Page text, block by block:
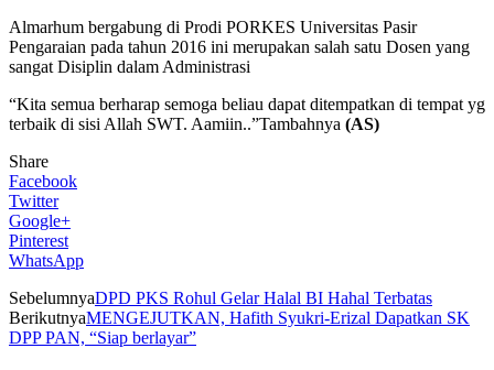
Almarhum bergabung di Prodi PORKES Universitas Pasir
Pengaraian pada tahun 2016 ini merupakan salah satu Dosen yang
sangat Disiplin dalam Administrasi
“Kita semua berharap semoga beliau dapat ditempatkan di tempat yg
terbaik di sisi Allah SWT. Aamiin..”Tambahnya (AS)
Share
Facebook
Twitter
Google+
Pinterest
WhatsApp
SebelumnyaDPD PKS Rohul Gelar Halal BI Hahal Terbatas
BerikutnyaMENGEJUTKAN, Hafith Syukri-Erizal Dapatkan SK
DPP PAN, “Siap berlayar”